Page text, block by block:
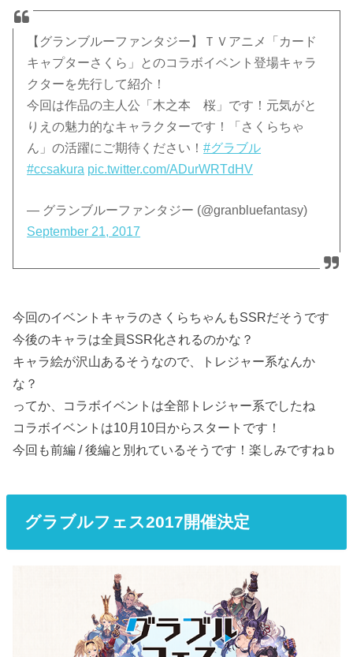
【グランブルーファンタジー】ＴＶアニメ「カード
キャプターさくら」とのコラボイベント登場キャラ
クターを先行して紹介！
今回は作品の主人公「木之本 桜」です！元気がと
りえの魅力的なキャラクターです！「さくらちゃ
ん」の活躍にご期待ください！#グラブル
#ccsakura pic.twitter.com/ADurWRTdHV
— グランブルーファンタジー (@granbluefantasy)
September 21, 2017
今回のイベントキャラのさくらちゃんもSSRだそうです
今後のキャラは全員SSR化されるのかな？
キャラ絵が沢山あるそうなので、トレジャー系なんか
な？
ってか、コラボイベントは全部トレジャー系でしたね
コラボイベントは10月10日からスタートです！
今回も前編 / 後編と別れているそうです！楽しみですねｂ
グラブルフェス2017開催決定